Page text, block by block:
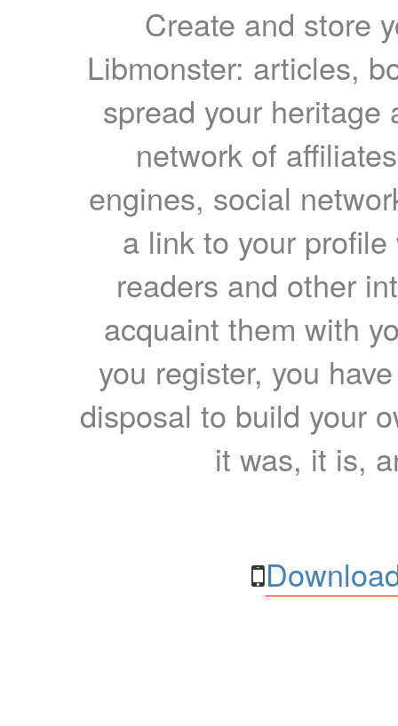
Create and store
Libmonster: articles,
spread your heritage
network of
engines, social
a link to your
readers and other
acquaint them with
you register, you
disposal to build your
it was, it is,